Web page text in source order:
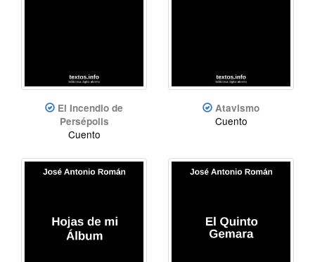
El Incendio de
Persépolis
Cuento
Atavismo
Cuento